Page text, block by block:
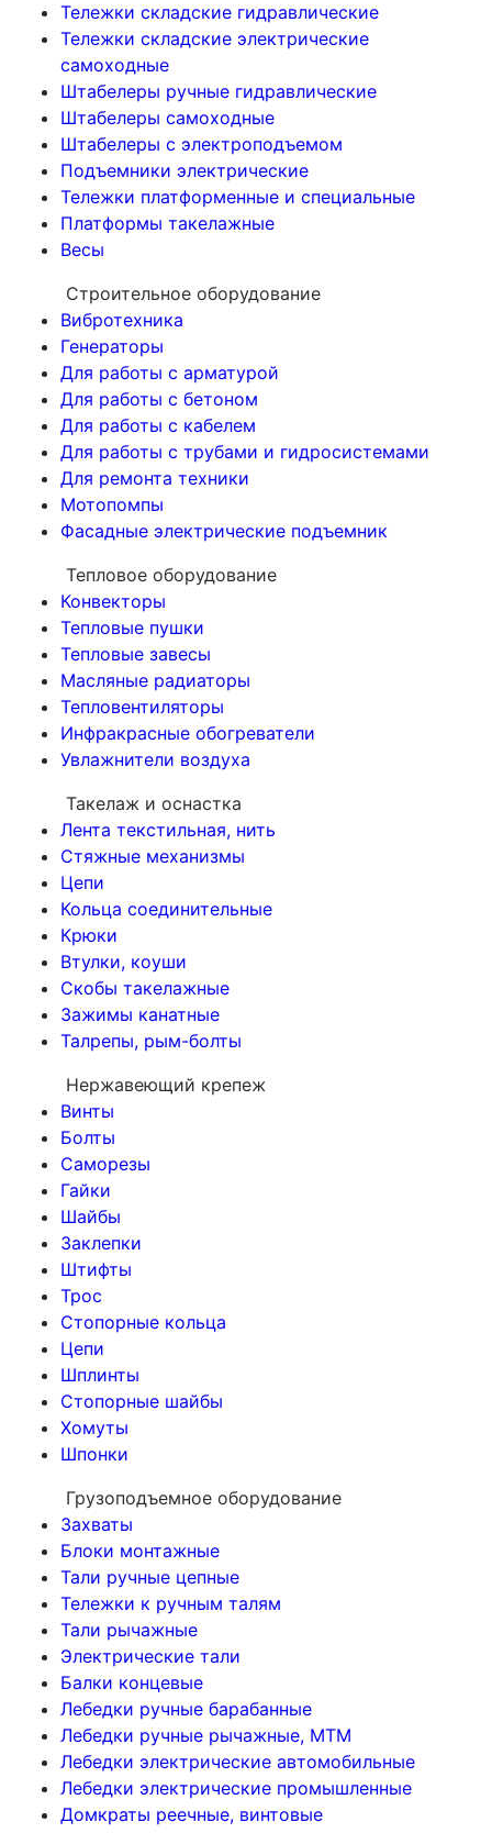
Тележки складские гидравлические
Тележки складские электрические
самоходные
Штабелеры ручные гидравлические
Штабелеры самоходные
Штабелеры с электроподъемом
Подъемники электрические
Тележки платформенные и специальные
Платформы такелажные
Весы
Строительное оборудование
Вибротехника
Генераторы
Для работы с арматурой
Для работы с бетоном
Для работы с кабелем
Для работы с трубами и гидросистемами
Для ремонта техники
Мотопомпы
Фасадные электрические подъемник
Тепловое оборудование
Конвекторы
Тепловые пушки
Тепловые завесы
Масляные радиаторы
Тепловентиляторы
Инфракрасные обогреватели
Увлажнители воздуха
Такелаж и оснастка
Лента текстильная, нить
Стяжные механизмы
Цепи
Кольца соединительные
Крюки
Втулки, коуши
Скобы такелажные
Зажимы канатные
Талрепы, рым-болты
Нержавеющий крепеж
Винты
Болты
Саморезы
Гайки
Шайбы
Заклепки
Штифты
Трос
Стопорные кольца
Цепи
Шплинты
Стопорные шайбы
Хомуты
Шпонки
Грузоподъемное оборудование
Захваты
Блоки монтажные
Тали ручные цепные
Тележки к ручным талям
Тали рычажные
Электрические тали
Балки концевые
Лебедки ручные барабанные
Лебедки ручные рычажные, МТМ
Лебедки электрические автомобильные
Лебедки электрические промышленные
Домкраты реечные, винтовые